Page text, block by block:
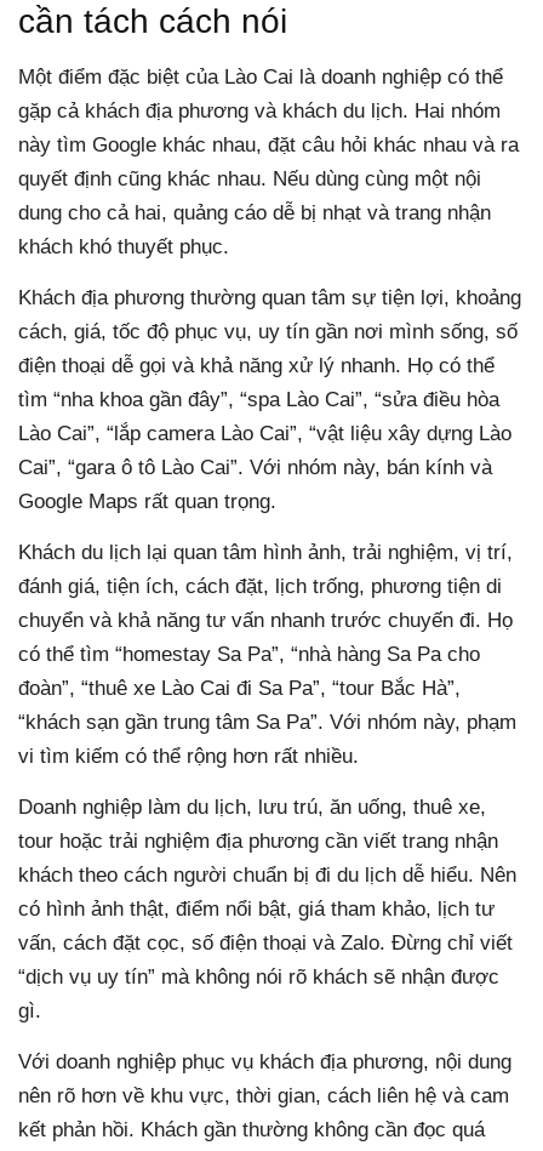
cần tách cách nói
Một điểm đặc biệt của Lào Cai là doanh nghiệp có thể
gặp cả khách địa phương và khách du lịch. Hai nhóm
này tìm Google khác nhau, đặt câu hỏi khác nhau và ra
quyết định cũng khác nhau. Nếu dùng cùng một nội
dung cho cả hai, quảng cáo dễ bị nhạt và trang nhận
khách khó thuyết phục.
Khách địa phương thường quan tâm sự tiện lợi, khoảng
cách, giá, tốc độ phục vụ, uy tín gần nơi mình sống, số
điện thoại dễ gọi và khả năng xử lý nhanh. Họ có thể
tìm “nha khoa gần đây”, “spa Lào Cai”, “sửa điều hòa
Lào Cai”, “lắp camera Lào Cai”, “vật liệu xây dựng Lào
Cai”, “gara ô tô Lào Cai”. Với nhóm này, bán kính và
Google Maps rất quan trọng.
Khách du lịch lại quan tâm hình ảnh, trải nghiệm, vị trí,
đánh giá, tiện ích, cách đặt, lịch trống, phương tiện di
chuyển và khả năng tư vấn nhanh trước chuyến đi. Họ
có thể tìm “homestay Sa Pa”, “nhà hàng Sa Pa cho
đoàn”, “thuê xe Lào Cai đi Sa Pa”, “tour Bắc Hà”,
“khách sạn gần trung tâm Sa Pa”. Với nhóm này, phạm
vi tìm kiếm có thể rộng hơn rất nhiều.
Doanh nghiệp làm du lịch, lưu trú, ăn uống, thuê xe,
tour hoặc trải nghiệm địa phương cần viết trang nhận
khách theo cách người chuẩn bị đi du lịch dễ hiểu. Nên
có hình ảnh thật, điểm nổi bật, giá tham khảo, lịch tư
vấn, cách đặt cọc, số điện thoại và Zalo. Đừng chỉ viết
“dịch vụ uy tín” mà không nói rõ khách sẽ nhận được
gì.
Với doanh nghiệp phục vụ khách địa phương, nội dung
nên rõ hơn về khu vực, thời gian, cách liên hệ và cam
kết phản hồi. Khách gần thường không cần đọc quá